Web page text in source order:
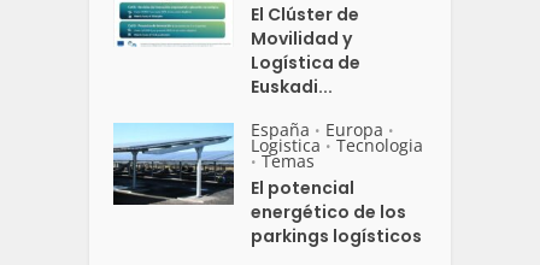
El Clúster de
Movilidad y
Logística de
Euskadi...
España • Europa •
Logistica • Tecnologia
• Temas
El potencial
energético de los
parkings logísticos